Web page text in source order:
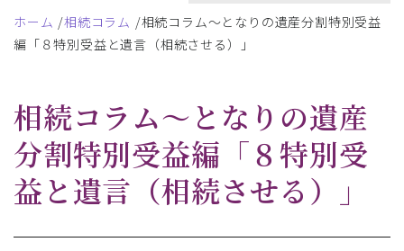
ホーム 相続コラム
相続コラム～となりの遺産分割特別受益
編「８特別受益と遺言（相続させる）」
相続コラム～となりの遺産
分割特別受益編「８特別受
益と遺言（相続させる）」